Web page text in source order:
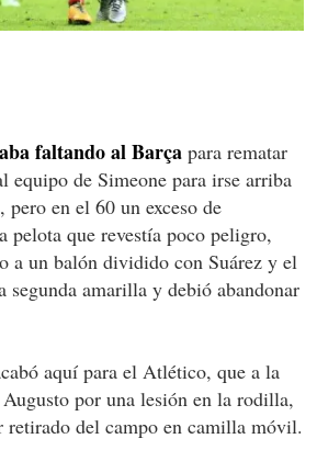
faltando al Barça para rematar
equipo de Simeone para irse arriba
pero en el 60 un exceso de
pelota que revestía poco peligro,
a un balón dividido con Suárez y el
amarilla y debió abandonar
aquí para el Atlético, que a la
por una lesión en la rodilla,
retirado del campo en camilla móvil.